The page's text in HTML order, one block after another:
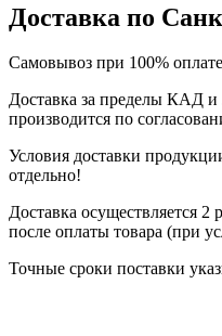
Доставка по
Самовывоз при 100% оплате
Доставка за пределы КАД и
производится по
Условия доставки
отдельно!
Доставка осуществляется 2
после оплаты товара (при
Точные сроки поставки